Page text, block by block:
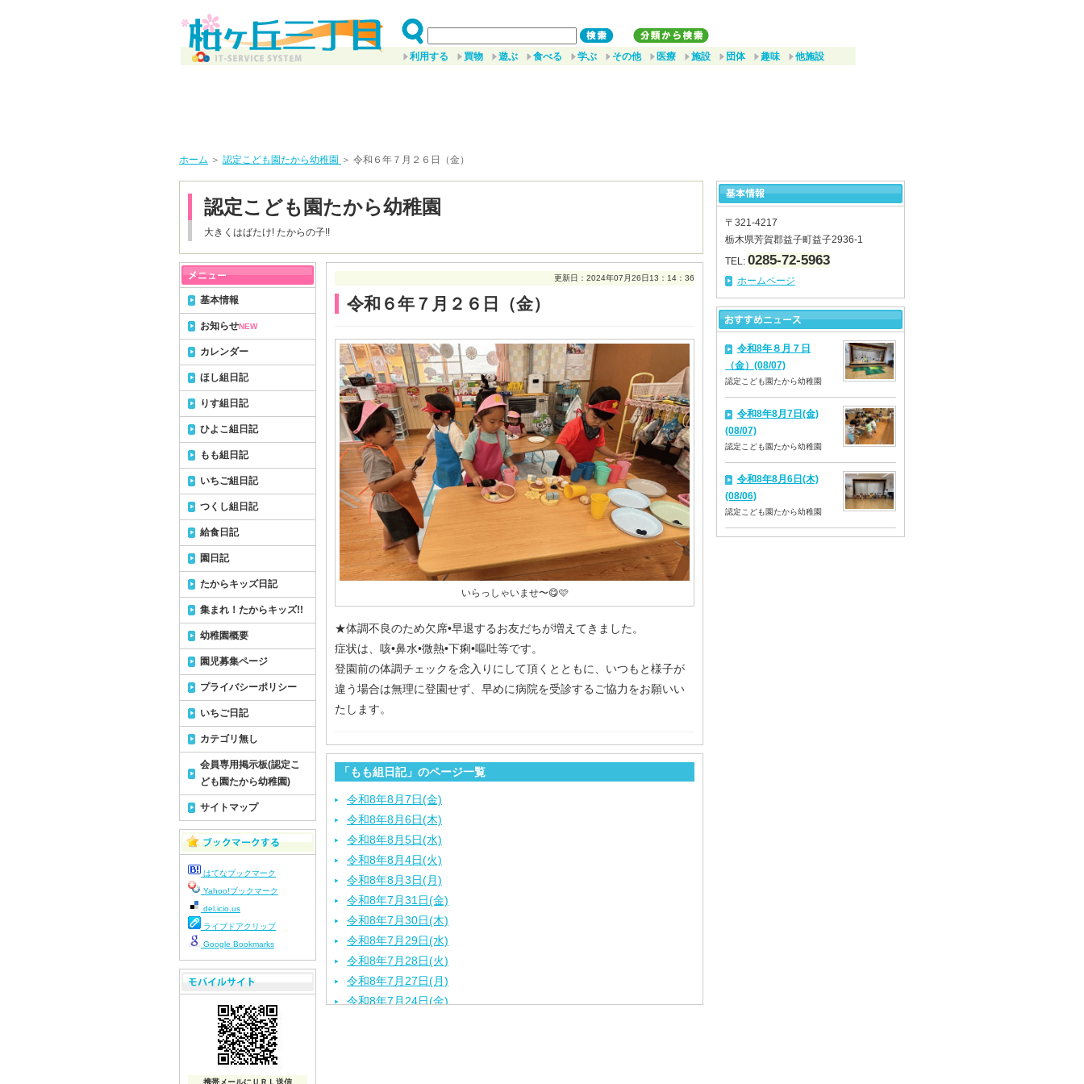
利用する 買物 遊ぶ 食べる 学ぶ その他 医療 施設 団体 趣味 他施設
ホーム ＞ 認定こども園たから幼稚園 ＞ 令和６年７月２６日（金）
認定こども園たから幼稚園
大きくはばたけ! たからの子!!
更新日：2024年07月26日13：14：36
令和６年７月２６日（金）
いらっしゃいませ〜😋🩷
★体調不良のため欠席•早退するお友だちが増えてきました。
症状は、咳•鼻水•微熱•下痢•嘔吐等です。
登園前の体調チェックを念入りにして頂くとともに、いつもと様子が
違う場合は無理に登園せず、早めに病院を受診するご協力をお願いい
たします。
「もも組日記」のページ一覧
令和8年8月7日(金)
令和8年8月6日(木)
令和8年8月5日(水)
令和8年8月4日(火)
令和8年8月3日(月)
令和8年7月31日(金)
令和8年7月30日(木)
令和8年7月29日(水)
令和8年7月28日(火)
令和8年7月27日(月)
令和8年7月24日(金)
基本情報
お知らせNEW
カレンダー
ほし組日記
りす組日記
ひよこ組日記
もも組日記
いちご組日記
つくし組日記
給食日記
園日記
たからキッズ日記
集まれ！たからキッズ!!
幼稚園概要
園児募集ページ
プライバシーポリシー
いちご日記
カテゴリ無し
会員専用掲示板(認定こ
ども園たから幼稚園)
サイトマップ
はてなブックマーク
Yahoo!ブックマーク
del.icio.us
ライブドアクリップ
Google Bookmarks
携帯メールにＵＲＬ送信
〒321-4217
栃木県芳賀郡益子町益子2936-1
TEL: 0285-72-5963
ホームページ
令和8年８月７日
（金）(08/07)
認定こども園たから幼稚園
令和8年8月7日(金)
(08/07)
認定こども園たから幼稚園
令和8年8月6日(木)
(08/06)
認定こども園たから幼稚園